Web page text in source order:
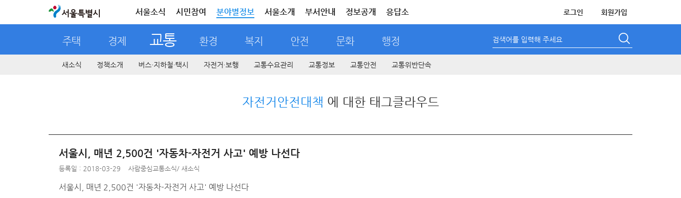
서울특별시 서울소식 시민참여 분야별정보 서울소개 부서안내 정보공개 응답소 로그인 회원가입
주택 경제 교통 환경 복지 안전 문화 행정 검색어를 입력해 주세요
새소식 정책소개 버스·지하철·택시 자전거·보행 교통수요관리 교통정보 교통안전 교통위반단속
자전거안전대책 에 대한 태그클라우드
서울시, 매년 2,500건 '자동차-자전거 사고' 예방 나선다
등록일 : 2018-03-29 사람중심교통소식/ 새소식
서울시, 매년 2,500건 '자동차-자전거 사고' 예방 나선다